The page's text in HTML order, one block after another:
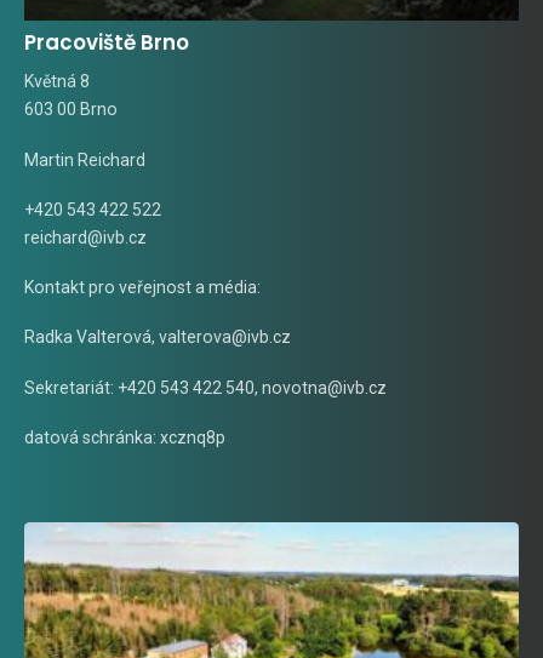
Pracoviště Brno
Květná 8
603 00 Brno
Martin Reichard
+420 543 422 522
reichard@ivb.cz
Kontakt pro veřejnost a média:
Radka Valterová, valterova@ivb.cz
Sekretariát: +420 543 422 540, novotna@ivb.cz
datová schránka: xcznq8p